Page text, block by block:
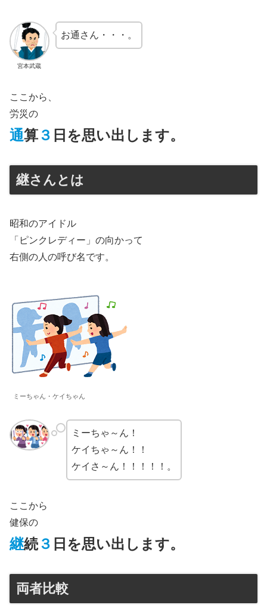
宮本武蔵
お通さん・・・。
ここから、
労災の
通算３ 日を思い出します。
継さんとは
昭和のアイドル
「ピンクレディー」の向かって
右側の人の呼び名です。
ミーちゃん・ケイちゃん
ミーちゃ～ん！
ケイちゃ～ん！！
ケイさ～ん！！！！！。
ここから
健保の
継続３ 日を思い出します。
両者比較